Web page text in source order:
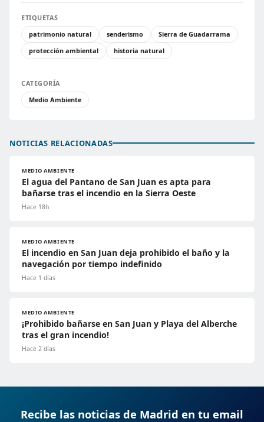
ETIQUETAS
patrimonio natural
senderismo
Sierra de Guadarrama
protección ambiental
historia natural
CATEGORÍA
Medio Ambiente
NOTICIAS RELACIONADAS
MEDIO AMBIENTE
El agua del Pantano de San Juan es apta para
bañarse tras el incendio en la Sierra Oeste
Hace 18h
MEDIO AMBIENTE
El incendio en San Juan deja prohibido el baño y la
navegación por tiempo indefinido
Hace 1 días
MEDIO AMBIENTE
¡Prohibido bañarse en San Juan y Playa del Alberche
tras el gran incendio!
Hace 2 días
Recibe las noticias de Madrid en tu email